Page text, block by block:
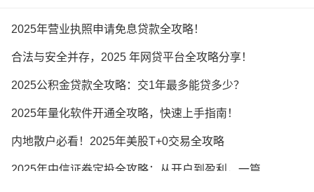
2025年营业执照申请免息贷款全攻略！
合法与安全并存，2025 年网贷平台全攻略分享！
2025公积金贷款全攻略：交1年最多能贷多少？
2025年量化软件开通全攻略，快速上手指南！
内地散户必看！2025年美股T+0交易全攻略